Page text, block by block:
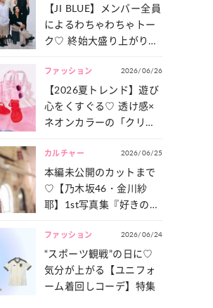
【JI BLUE】メンバー全員
によるわちゃわちゃトー
ク♡ 終始大盛り上がりだ
一気見せ！
ファッション 2026/06/26
【2026夏トレンド】遊び
心をくすぐる♡ 透け感×
ネオンカラーの「クリア
カルチャー 2026/06/25
本編未公開のカットまで
♡【乃木坂46・金川紗
耶】1st写真集『好きのグ
たっぷりとお届け！
ファッション 2026/06/24
“スポーツ観戦”の日に♡
気分が上がる【ユニフォ
ーム着回しコーデ】特集